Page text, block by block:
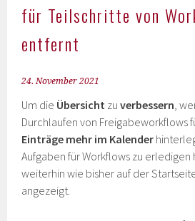
für Teilschritte von
entfernt
24. November 2021
Um die Übersicht zuverbessern,
Durchlaufen von Freigabeworkflows
Einträge mehr im Kalender
Aufgaben für Workflows zu erledigen
weiterhin wie bisher auf der
angezeigt.